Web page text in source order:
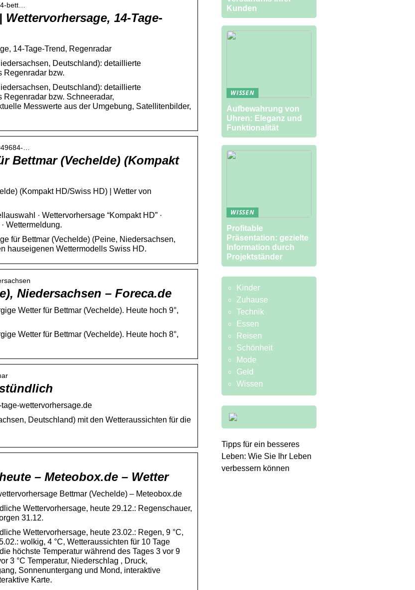
bett…
14-Tage-
14-Tage-Trend, Regenradar
Deutschland): detaillierte
Regenradar bzw.
Deutschland): detaillierte
Regenradar bzw. Schneeradar,
Messwerte aus der Umgebung, Satellitenbilder,
…
Bettmar (Vechelde) (Kompakt
(Kompakt HD/Swiss HD) | Wetter von
· Wettervorhersage “Kompakt HD” ·
Wettermeldung.
für Bettmar (Vechelde) (Peine, Niedersachsen,
hauseigenen Wettermodells Swiss HD.
Niedersachsen – Foreca.de
Wetter für Bettmar (Vechelde). Heute hoch 9°,
Wetter für Bettmar (Vechelde). Heute hoch 8°,
wettervorhersage.de
Deutschland) mit den Wetteraussichten für die
– Meteobox.de – Wetter
Bettmar (Vechelde) – Meteobox.de
Wettervorhersage, heute 29.12.: Regenschauer,
31.12.
Wettervorhersage, heute 23.02.: Regen, 9 °C,
wolkig, 4 °C, Wetteraussichten für 10 Tage
höchste Temperatur während des Tages 3 vor 9
3 °C Temperatur, Niederschlag , Druck,
Sonnenuntergang und Mond, interaktive
Karte.
Kunden
WISSEN
Aufbewahrung von
Uhren: Eleganz und
Funktionalität
WISSEN
Profitable
Präsentation: gezielte
Information durch
Projektständer
Kinder
Zuhause
Technik
Essen
Reisen
Schönheit
Mode
Geld
Wissen
Tipps für ein besseres
Leben: Wie Sie Ihr Leben
verbessern können